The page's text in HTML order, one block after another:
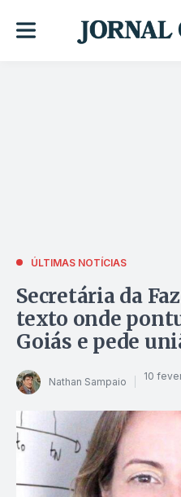
ÚLTIMAS NOTÍCIAS
Secretária da
texto onde
Goiás e pede
Nathan Sampaio 10